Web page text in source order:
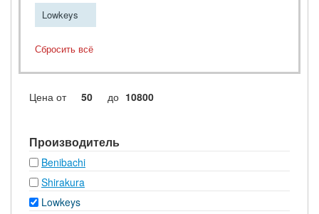
Lowkeys
Сбросить всё
Цена от до
Производитель
Benibachi
Shirakura
Lowkeys